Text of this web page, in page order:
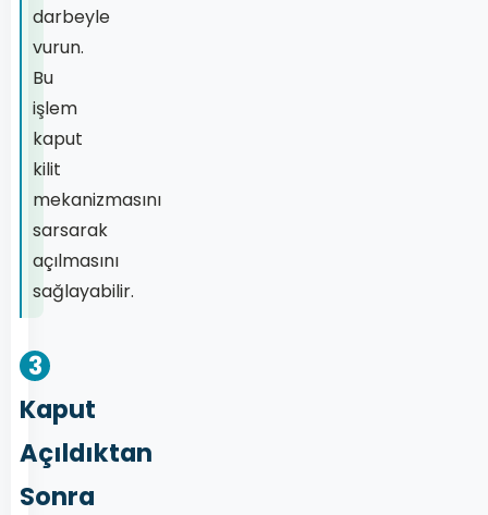
darbeyle
vurun.
Bu
işlem
kaput
kilit
mekanizmasını
sarsarak
açılmasını
sağlayabilir.
3
Kaput
Açıldıktan
Sonra